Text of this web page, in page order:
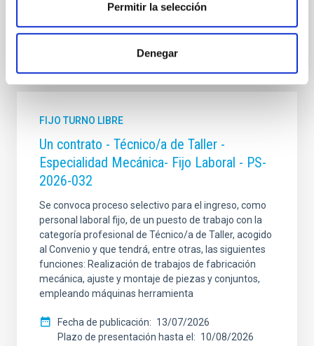
Permitir la selección
Denegar
FIJO TURNO LIBRE
Un contrato - Técnico/a de Taller -
Especialidad Mecánica- Fijo Laboral - PS-
2026-032
Se convoca proceso selectivo para el ingreso, como
personal laboral fijo, de un puesto de trabajo con la
categoría profesional de Técnico/a de Taller, acogido
al Convenio y que tendrá, entre otras, las siguientes
funciones: Realización de trabajos de fabricación
mecánica, ajuste y montaje de piezas y conjuntos,
empleando máquinas herramienta
Fecha de publicación
13/07/2026
Plazo de presentación hasta el
10/08/2026